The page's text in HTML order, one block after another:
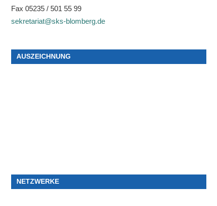
Fax 05235 / 501 55 99
sekretariat@sks-blomberg.de
AUSZEICHNUNG
NETZWERKE